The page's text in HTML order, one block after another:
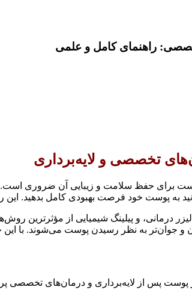
راهنمای کامل و علمی
تخصصی و لایه‌برداری
برای حفظ سلامت و زیبایی آن ضروری است.
به پوست خود فرصت بهبودی کامل بدهید. این
درمانی، و پیلینگ شیمیایی از مؤثرترین
به نظر رسیدن پوست می‌شوند. با
پس از لایه‌برداری و درمان‌های تخصصی